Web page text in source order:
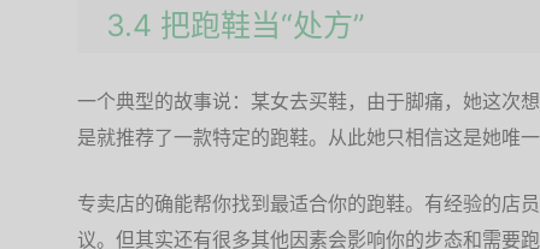
3.4 把跑鞋当“处方”
一个典型的故事说：某女去买鞋，由于脚痛，她这次
是就推荐了一款特定的跑鞋。从此她只相信这是她唯
专卖店的确能帮你找到最适合你的跑鞋。有经验的店
议。但其实还有很多其他因素会影响你的步态和需要